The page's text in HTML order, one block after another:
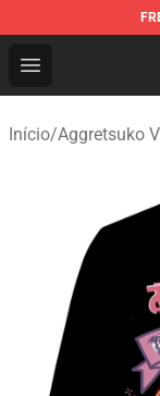
Open menu
Aggretsuko
Início/Aggretsuko